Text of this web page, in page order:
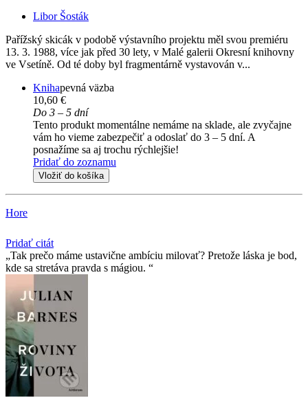
Libor Šosták
Pařížský skicák v podobě výstavního projektu měl svou premiéru
13. 3. 1988, více jak před 30 lety, v Malé galerii Okresní knihovny
ve Vsetíně. Od té doby byl fragmentárně vystavován v...
Knihapevná väzba
10,60 €
Do 3 – 5 dní
Tento produkt momentálne nemáme na sklade, ale zvyčajne
vám ho vieme zabezpečiť a odoslať do 3 – 5 dní. A
posnažíme sa aj trochu rýchlejšie!
Pridať do zoznamu
Vložiť do košíka
Hore
Pridať citát
Tak prečo máme ustavične ambíciu milovať? Pretože láska je bod,
kde sa stretáva pravda s mágiou.